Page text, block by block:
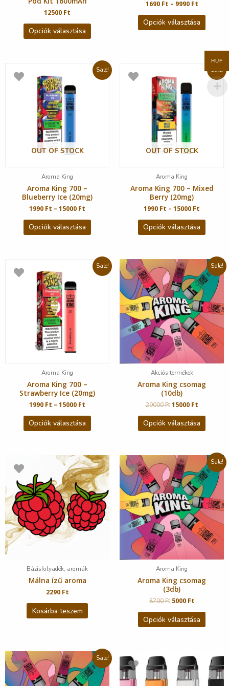
12500 Ft
Opciók választása
1690 Ft – 9990 Ft
Opciók választása
Sale!
OUT OF STOCK
Aroma King
Aroma King 700 –
Blueberry Ice (20mg)
1990 Ft – 15000 Ft
Opciók választása
Sale!
OUT OF STOCK
Aroma King
Aroma King 700 – Mixed
Berry (20mg)
1990 Ft – 15000 Ft
Opciók választása
Sale!
Aroma King
Aroma King 700 –
Strawberry Ice (20mg)
1990 Ft – 15000 Ft
Opciók választása
Sale!
Akciós termékek
Aroma King csomag
(10db)
29000Ft 15000 Ft
Opciók választása
Bázisfolyadék, aromák
Málna ízű aroma
2290 Ft
Kosárba teszem
Sale!
Aroma King
Aroma King csomag
(3db)
8700Ft 5000 Ft
Opciók választása
Sale!
HUF